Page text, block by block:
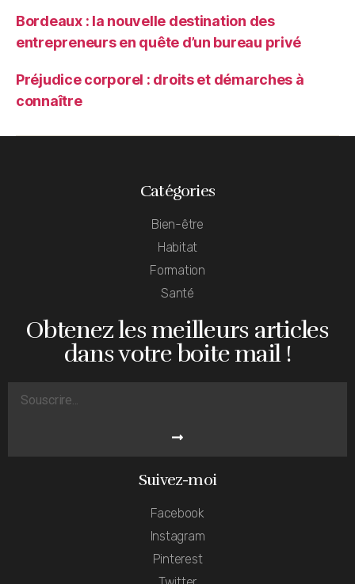
Bordeaux : la nouvelle destination des
entrepreneurs en quête d’un bureau privé
Préjudice corporel : droits et démarches à
connaître
Catégories
Bien-être
Habitat
Formation
Santé
Obtenez les meilleurs articles
dans votre boite mail !
Suivez-moi
Facebook
Instagram
Pinterest